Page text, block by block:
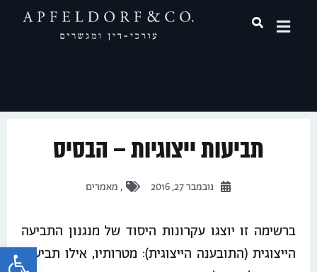
תביעות ייצוגיות – הבסיס
נובמבר 27, 2016 , מאמרים
ברשימה זו יוצגו עקרונות היסוד של מנגנון התביעה
הייצוגית (התובענה הייצוגית): מטרותיו, אילו תביעות